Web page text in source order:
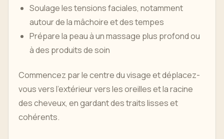
Soulage les tensions faciales, notamment
autour de la mâchoire et des tempes
Prépare la peau à un massage plus profond ou
à des produits de soin
Commencez par le centre du visage et déplacez-
vous vers l'extérieur vers les oreilles et la racine
des cheveux, en gardant des traits lisses et
cohérents.